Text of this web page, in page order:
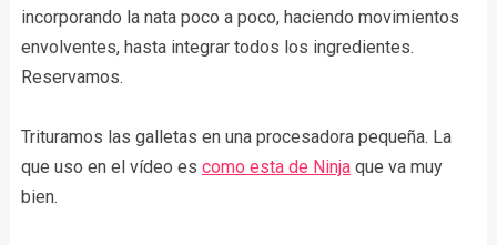
incorporando la nata poco a poco, haciendo movimientos
envolventes, hasta integrar todos los ingredientes.
Reservamos.
Trituramos las galletas en una procesadora pequeña. La
que uso en el vídeo es como esta de Ninjaque va muy
bien.